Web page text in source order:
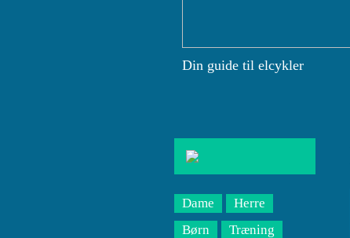
Din guide til elcykler
Dame
Herre
Børn
Træning